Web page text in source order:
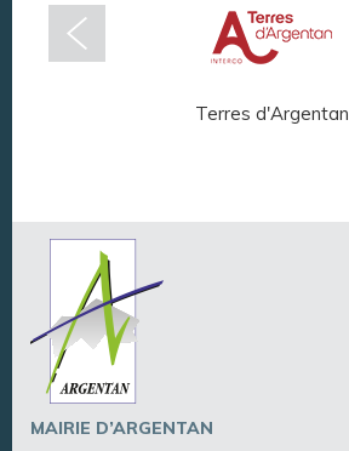
Terres d'Argentan
MAIRIE D’ARGENTAN